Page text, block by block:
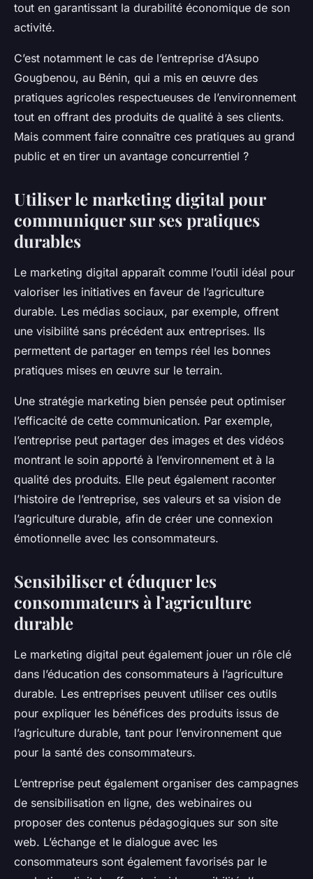
tout en garantissant la durabilité économique de son
activité.
C’est notamment le cas de l’entreprise d’Asupo
Gougbenou, au Bénin, qui a mis en œuvre des
pratiques agricoles respectueuses de l’environnement
tout en offrant des produits de qualité à ses clients.
Mais comment faire connaître ces pratiques au grand
public et en tirer un avantage concurrentiel ?
Utiliser le marketing digital pour
communiquer sur ses pratiques
durables
Le marketing digital apparaît comme l’outil idéal pour
valoriser les initiatives en faveur de l’agriculture
durable. Les médias sociaux, par exemple, offrent
une visibilité sans précédent aux entreprises. Ils
permettent de partager en temps réel les bonnes
pratiques mises en œuvre sur le terrain.
Une stratégie marketing bien pensée peut optimiser
l’efficacité de cette communication. Par exemple,
l’entreprise peut partager des images et des vidéos
montrant le soin apporté à l’environnement et à la
qualité des produits. Elle peut également raconter
l’histoire de l’entreprise, ses valeurs et sa vision de
l’agriculture durable, afin de créer une connexion
émotionnelle avec les consommateurs.
Sensibiliser et éduquer les
consommateurs à l’agriculture
durable
Le marketing digital peut également jouer un rôle clé
dans l’éducation des consommateurs à l’agriculture
durable. Les entreprises peuvent utiliser ces outils
pour expliquer les bénéfices des produits issus de
l’agriculture durable, tant pour l’environnement que
pour la santé des consommateurs.
L’entreprise peut également organiser des campagnes
de sensibilisation en ligne, des webinaires ou
proposer des contenus pédagogiques sur son site
web. L’échange et le dialogue avec les
consommateurs sont également favorisés par le